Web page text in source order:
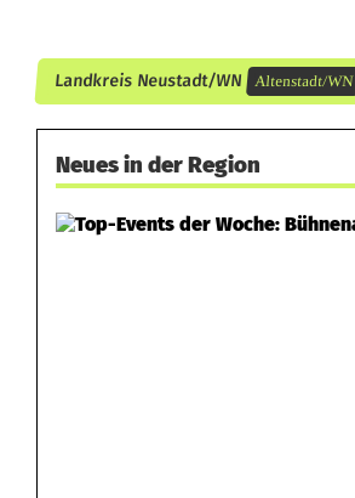
s
o
Landkreis Neustadt/WN Altenstadt/WN
Neues in der Region